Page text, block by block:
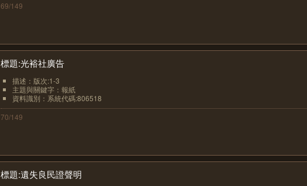
69/149
標題:光裕社廣告
描述：版次:1-3
主題與關鍵字：報紙
資料識別：系統代碼:806518
70/149
標題:遺失良民證聲明